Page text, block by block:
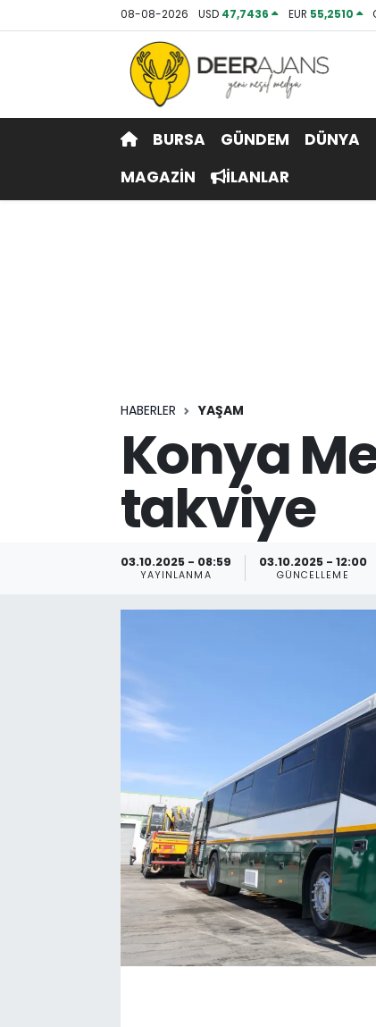
08-08-2026 USD 47,7436 EUR 55,2510
BURSA GÜNDEM DÜNYA
MAGAZİN
İLANLAR
HABERLER YAŞAM
Konya
takviye
03.10.2025 - 08:59
YAYINLANMA
03.10.2025 - 12:00
GÜNCELLEME
Hava Durumu
Trafik Durumu
Tüm Manşetler